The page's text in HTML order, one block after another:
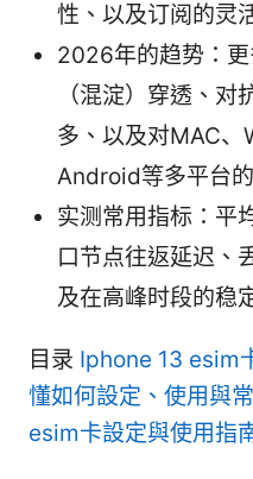
性、以及订阅的灵
2026年的趋势：
（混淀）穿透、
多、以及对MAC、
Android等多平台
实测常用指标：平
口节点往返延迟、
及在高峰时段的稳
目录 Iphone 13 esim
懂如何設定、使用與
esim卡設定與使用指